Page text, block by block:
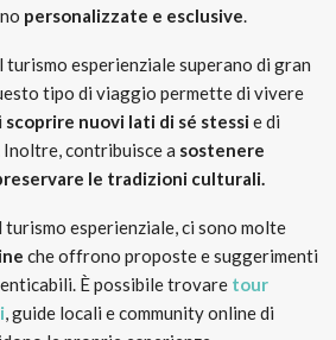
personalizzate e esclusive.
esperienziale superano di gran
tipo di viaggio permette di vivere
scoprire nuovi lati di sé stessie di
contribuisce a sostenere
le tradizioni culturali.
esperienziale, ci sono molte
che offrono proposte e suggerimenti
È possibile trovare tour
, guide locali e community online di